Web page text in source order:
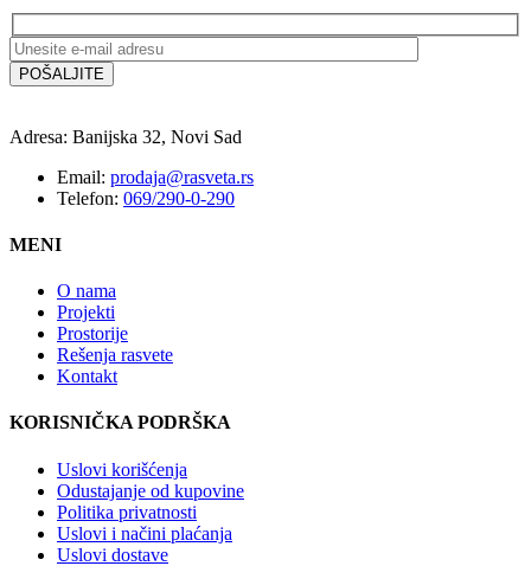
Adresa: Banijska 32, Novi Sad
Email: prodaja@rasveta.rs
Telefon: 069/290-0-290
MENI
O nama
Projekti
Prostorije
Rešenja rasvete
Kontakt
KORISNIČKA PODRŠKA
Uslovi korišćenja
Odustajanje od kupovine
Politika privatnosti
Uslovi i načini plaćanja
Uslovi dostave